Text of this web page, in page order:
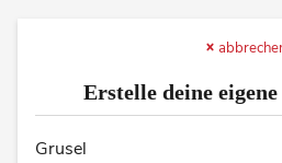
Erstelle deine
Grusel